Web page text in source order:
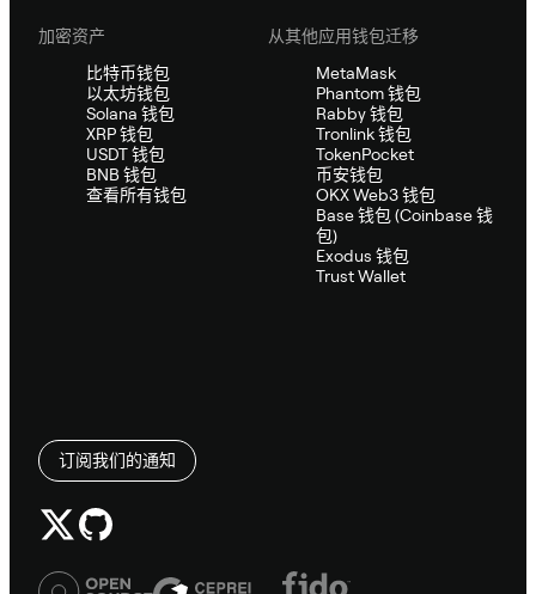
加密资产
比特币钱包
以太坊钱包
Solana 钱包
XRP 钱包
USDT 钱包
BNB 钱包
查看所有钱包
从其他应用钱包迁移
MetaMask
Phantom 钱包
Rabby 钱包
Tronlink 钱包
TokenPocket
币安钱包
OKX Web3 钱包
Base 钱包 (Coinbase 钱
包)
Exodus 钱包
Trust Wallet
订阅我们的通知